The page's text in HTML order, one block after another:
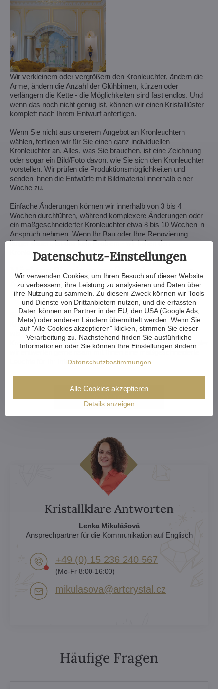
Wir verkleinern oder vergrößern den Kronleuchter, ändern die
Arme, ändern die Anzahl der Glühbirnen, kürzen oder
verlängern die Kette - die Möglichkeiten sind fast endlos. Und
wenn das noch nicht genug ist, können wir einen Kristalllüster
komplett nach Ihrem Entwurf anfertigen.
Wenn Sie nicht aus unserem Angebot an Kronleuchtern
wählen, fertigen wir für Sie einen ganz individuellen
Kronleuchter an. Alles, was Sie brauchen, ist eine Zeichnung
oder sogar ein Bild/Foto davon, wie Sie sich den Kronleuchter
vorstellen. Wir prüfen die Produktionsmöglichkeiten und
senden Ihnen die Entwürfe mit Bildmaterial innerhalb einer
Woche zu.
Einfache Änderungen können wir innerhalb von 3 bis 4
Wochen durchführen, während komplexere Änderungen oder
ein maßgeschneiderter Kronleuchter etwa 8 bis 10 Wochen in
Anspruch nehmen. Wenn Ihr Bau oder Ihre Renovierung
länger dauert, ist das kein Problem - wir halten den
Kronleuchter gerne in unserem Lager für Sie bereit.
Möchten Sie einen maßgeschneiderten
Kristallkronleuchter? Oder nur eine
Beratung?
Sie sind Architekt, Designer oder auf der Suche nach einem
Kristalllüster für Ihr eigenes Zuhause, lassen Sie es uns
wissen. Wir beraten Sie gerne bei der Auswahl des richtigen
Kronleuchters und den Möglichkeiten, ihn zu modifizieren, oder
maßgeschneiderte
Leuchte für Ihr Interieur.
Kristallklare Antworten
Lenka Mikulášová
Ansprechpartner für die Kommunikation auf Englisch
+49 (0) 15 236 240 567
(Mo-Fr 8:00-16:00)
mikulasova​@artcrystal​.cz
Häufige Fragen
Datenschutz-Einstellungen
Wir verwenden Cookies, um Ihren Besuch auf dieser Website
zu verbessern, ihre Leistung zu analysieren und Daten über
ihre Nutzung zu sammeln. Zu diesem Zweck können wir Tools
und Dienste von Drittanbietern nutzen, und die erfassten
Daten können an Partner in der EU, den USA (Google Ads,
Meta) oder anderen Ländern übermittelt werden. Wenn Sie
auf "Alle Cookies akzeptieren" klicken, stimmen Sie dieser
Verarbeitung zu. Nachstehend finden Sie ausführliche
Informationen oder Sie können Ihre Einstellungen ändern.
Datenschutzbestimmungen
Details anzeigen
Alle Cookies akzeptieren